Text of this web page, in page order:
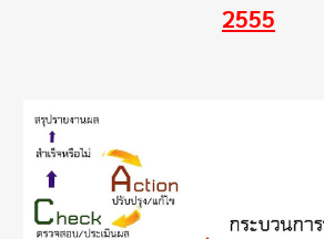
2555